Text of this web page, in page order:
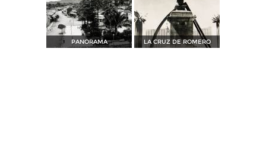
PANORAMA LA CRUZ DE ROMERO